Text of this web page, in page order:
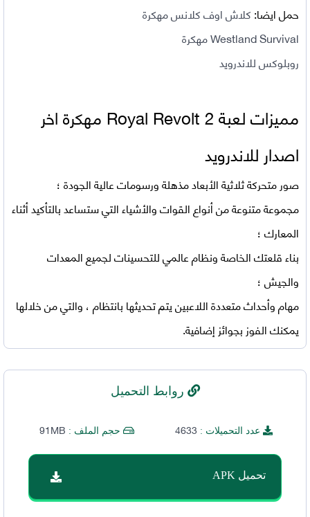
حمل ايضا:كلاش اوف كلانس مهكرة
Westland Survival مهكرة
روبلوكس للاندرويد
مميزات لعبة
Royal Revolt 2 مهكرة اخر
اصدار للاندرويد
صور متحركة ثلاثية الأبعاد مذهلة ورسومات عالية الجودة ؛
مجموعة متنوعة من أنواع القوات والأشياء التي ستساعد بالتأكيد أثناء
المعارك ؛
بناء قلعتك الخاصة ونظام عالمي للتحسينات لجميع المعدات
والجيش ؛
مهام وأحداث متعددة اللاعبين يتم تحديثها بانتظام ، والتي من خلالها
يمكنك الفوز بجوائز إضافية.
روابط التحميل
عدد التحميلات : 4633 حجم الملف : 91MB
تحميل APK